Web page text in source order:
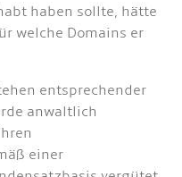
haben sollte, hätte
welche Domains er
entsprechender
anwaltlich
einer